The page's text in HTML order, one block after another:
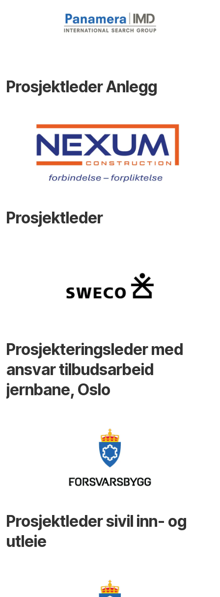
Prosjektleder Anlegg
Prosjektleder
Prosjekteringsleder med
ansvar tilbudsarbeid
jernbane, Oslo
Prosjektleder sivil inn- og
utleie